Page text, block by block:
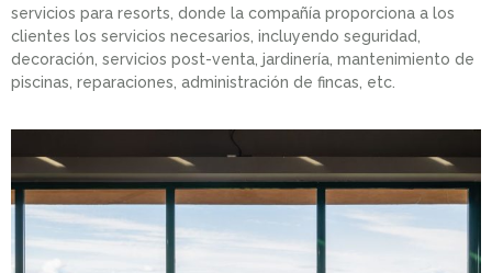
servicios para resorts, donde la compañía proporciona a los
clientes los servicios necesarios, incluyendo seguridad,
decoración, servicios post-venta, jardinería, mantenimiento de
piscinas, reparaciones, administración de fincas, etc.